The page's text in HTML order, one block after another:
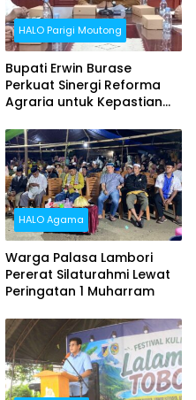
HALO Parigi Moutong
Bupati Erwin Burase
Perkuat Sinergi Reforma
Agraria untuk Kepastian
Masyarakat
HALO Agama
Warga Palasa Lambori
Pererat Silaturahmi Lewat
Peringatan 1 Muharram